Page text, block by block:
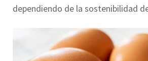
dependiendo de la sostenibilidad